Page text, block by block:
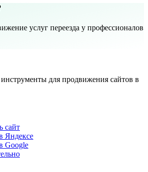
услуг переезда у профессионалов
для продвижения сайтов в
сайт
Яндексе
Google